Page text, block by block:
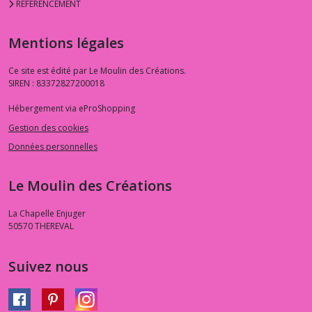
REFERENCEMENT
Mentions légales
Ce site est édité par Le Moulin des Créations.
SIREN : 83372827200018
Hébergement via eProShopping
Gestion des cookies
Données personnelles
Le Moulin des Créations
La Chapelle Enjuger
50570THEREVAL
Suivez nous